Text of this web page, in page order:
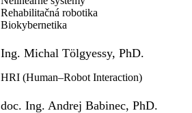
Rehabilitačná robotika
Biokybernetika
Ing. Michal Tölgyessy, PhD.
HRI (Human–Robot Interaction)
doc. Ing. Andrej Babinec, PhD.